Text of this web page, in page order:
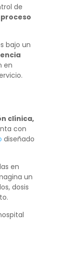
de
bajo un
en
clínica,
con
diseñado
en
un
dosis